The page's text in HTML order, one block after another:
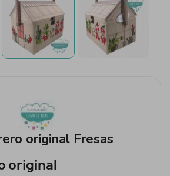
original Fresas
original